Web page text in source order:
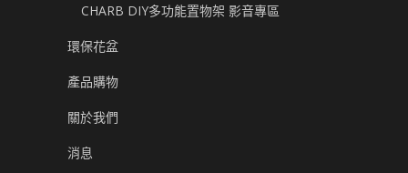
CHARB DIY多功能置物架 影音專區
環保花盆
產品購物
關於我們
消息